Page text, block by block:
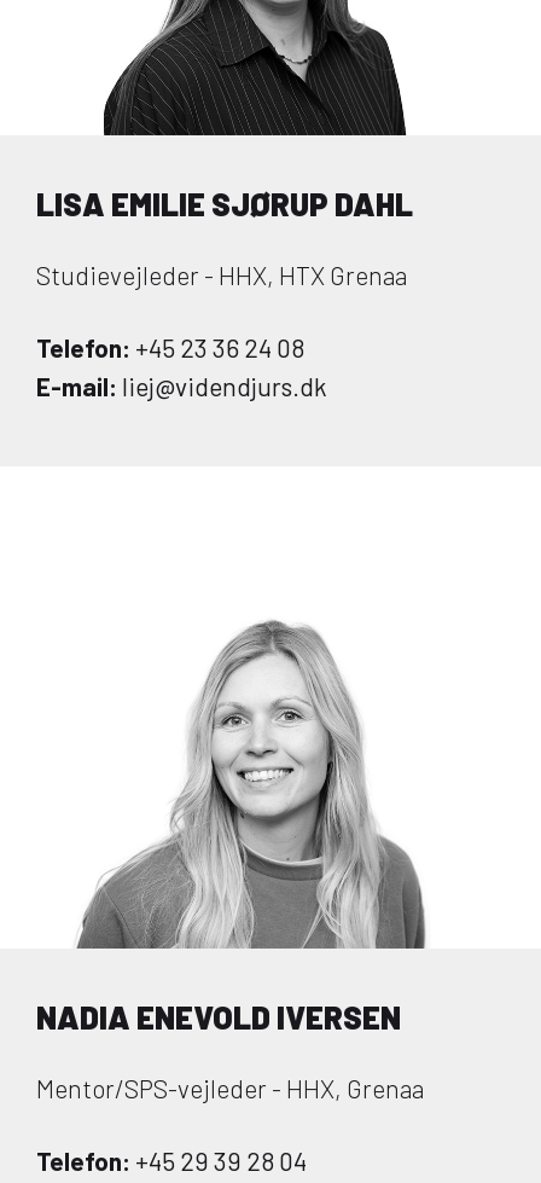
LISA EMILIE SJØRUP DAHL
Studievejleder - HHX, HTX Grenaa
Telefon: +45 23 36 24 08
E-mail: liej@videndjurs.dk
NADIA ENEVOLD IVERSEN
Mentor/SPS-vejleder - HHX, Grenaa
Telefon: +45 29 39 28 04